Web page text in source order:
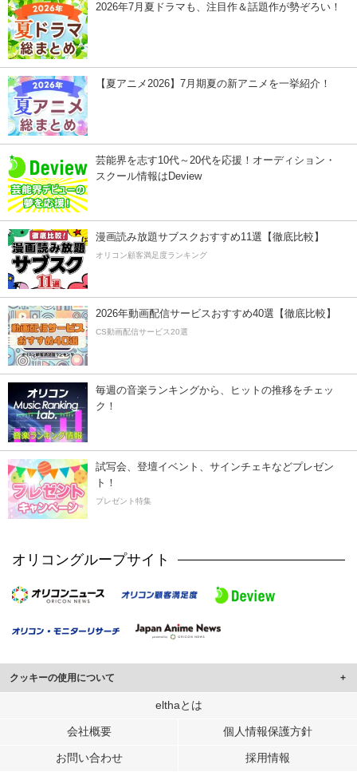
2026年7月夏ドラマも、注目作＆話題作が勢ぞろい！
【夏アニメ2026】7月期夏の新アニメを一挙紹介！
芸能界を志す10代～20代を応援！オーディション・
スクール情報はDeview
漫画読み放題サブスクおすすめ11選【徹底比較】
オリコン顧客満足度ランキング
2026年動画配信サービスおすすめ40選【徹底比較】
CS動画配信サービス20選
毎週の音楽ランキングから、ヒットの推移をチェッ
ク！
試写会、登壇イベント、サインチェキなどプレゼン
ト！
プレゼント特集
オリコングループサイト
クッキーの使用について
このサイトでは Cookie を使用して、ユーザーに合わせたコンテンツや広告の
行っています。
メディアや広告配信、データ解析の各パートナーに提供しています。
elthaとは
会社概要 個人情報保護方針
お問い合わせ 採用情報